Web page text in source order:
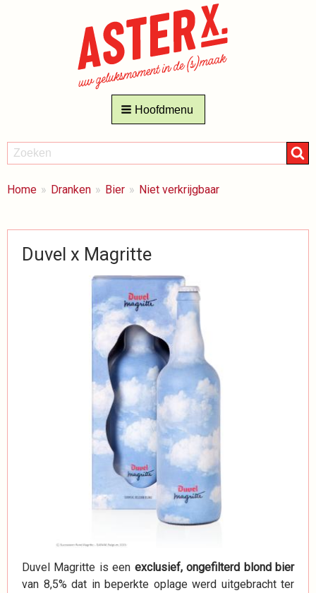
Hoofdmenu
ZOEKEN
Zoeken
BREADCRUMBS
Je
Home Dranken Bier Niet verkrijgbaar
Duvel x Magritte
Duvel Magritte is een exclusief, ongefilterd blond bier
van 8,5% dat in beperkte oplage werd uitgebracht ter